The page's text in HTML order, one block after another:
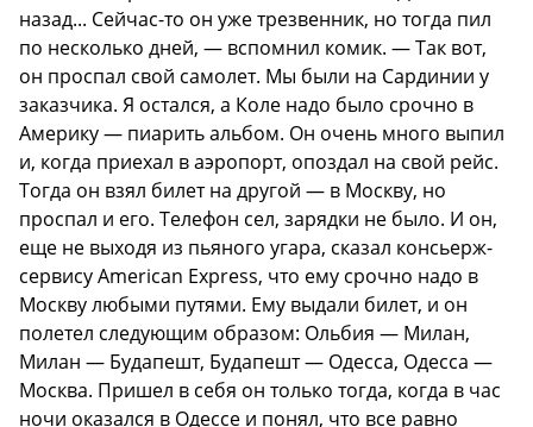
назад... Сейчас-то он уже трезвенник, но тогда пил
по несколько дней, — вспомнил комик. — Так вот,
он проспал свой самолет. Мы были на Сардинии у
заказчика. Я остался, а Коле надо было срочно в
Америку — пиарить альбом. Он очень много выпил
и, когда приехал в аэропорт, опоздал на свой рейс.
Тогда он взял билет на другой — в Москву, но
проспал и его. Телефон сел, зарядки не было. И он,
еще не выходя из пьяного угара, сказал консьерж-
сервису American Express, что ему срочно надо в
Москву любыми путями. Ему выдали билет, и он
полетел следующим образом: Ольбия — Милан,
Милан — Будапешт, Будапешт — Одесса, Одесса —
Москва. Пришел в себя он только тогда, когда в час
ночи оказался в Одессе и понял, что все равно